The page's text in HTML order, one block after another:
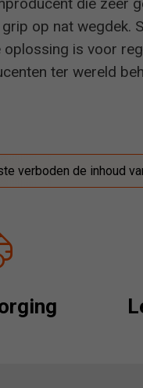
op nat wegdek.
is voor
ter wereld
verboden de inhoud